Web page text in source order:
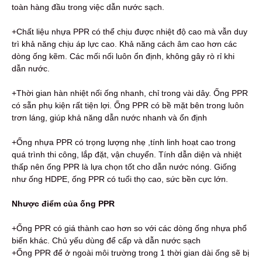
toàn hàng đầu trong việc dẫn nước sạch.
+Chất liệu nhựa PPR có thể chịu được nhiệt độ cao mà vẫn duy
trì khả năng chịu áp lực cao. Khả năng cách âm cao hơn các
dòng ống kẽm. Các mối nối luôn ổn định, không gây rò rỉ khi
dẫn nước.
+Thời gian hàn nhiệt nối ống nhanh, chỉ trong vài dây. Ống PPR
có sẵn phụ kiện rất tiện lợi. Ống PPR có bề mặt bên trong luôn
trơn láng, giúp khả năng dẫn nước nhanh và ổn định
+Ống nhựa PPR có trọng lượng nhẹ ,tính linh hoạt cao trong
quá trình thi công, lắp đặt, vận chuyển. Tính dẫn diện và nhiệt
thấp nên ống PPR là lựa chọn tốt cho dẫn nước nóng. Giống
như ống HDPE, ống PPR có tuổi thọ cao, sức bền cực lớn.
Nhược điểm của ống PPR
+Ống PPR có giá thành cao hơn so với các dòng ống nhựa phổ
biến khác. Chủ yếu dùng để cấp và dẫn nước sạch
+Ống PPR để ở ngoài môi trường trong 1 thời gian dài ống sẽ bị